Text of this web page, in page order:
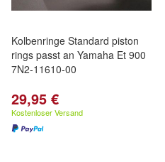
Kolbenringe Standard piston
rings passt an Yamaha Et 900
7N2-11610-00
29,95 €
Kostenloser Versand